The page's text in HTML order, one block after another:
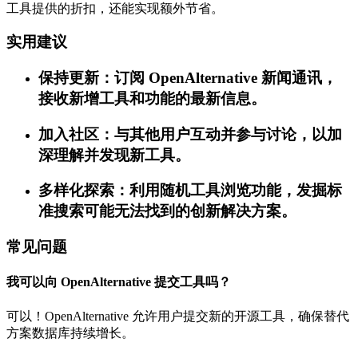
工具提供的折扣，还能实现额外节省。
实用建议
保持更新：订阅 OpenAlternative 新闻通讯，
接收新增工具和功能的最新信息。
加入社区：与其他用户互动并参与讨论，以加
深理解并发现新工具。
多样化探索：利用随机工具浏览功能，发掘标
准搜索可能无法找到的创新解决方案。
常见问题
我可以向 OpenAlternative 提交工具吗？
可以！OpenAlternative 允许用户提交新的开源工具，确保替代
方案数据库持续增长。